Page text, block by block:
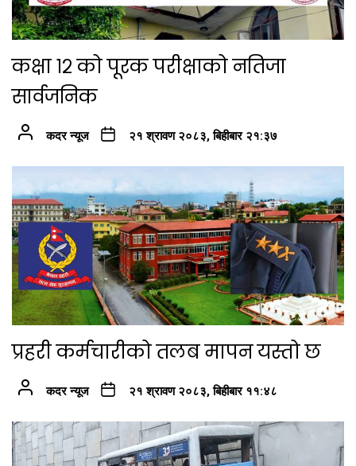
कक्षा १२ को पूरक परीक्षाको नतिजा
सार्वजनिक
कदर न्यूज २१ श्रावण २०८३, बिहीबार २१:३७
प्रहरी कर्मचारीको तलब मापन यस्तो छ
कदर न्यूज २१ श्रावण २०८३, बिहीबार ११:४८